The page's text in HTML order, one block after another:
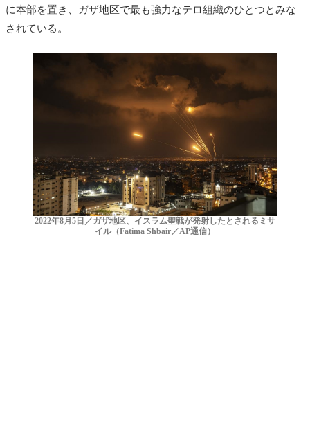
に本部を置き、ガザ地区で最も強力なテロ組織のひとつとみな
されている。
2022年8月5日／ガザ地区、イスラム聖戦が発射したとされるミサ
イル（Fatima Shbair／AP通信）